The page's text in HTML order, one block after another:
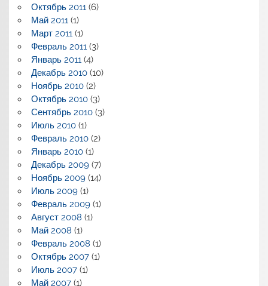
Октябрь 2011(6)
Май 2011(1)
Март 2011(1)
Февраль 2011(3)
Январь 2011(4)
Декабрь 2010(10)
Ноябрь 2010(2)
Октябрь 2010(3)
Сентябрь 2010(3)
Июль 2010(1)
Февраль 2010(2)
Январь 2010(1)
Декабрь 2009(7)
Ноябрь 2009(14)
Июль 2009(1)
Февраль 2009(1)
Август 2008 (1)
Май 2008 (1)
Февраль 2008 (1)
Октябрь 2007(1)
Июль 2007(1)
Май 2007(1)